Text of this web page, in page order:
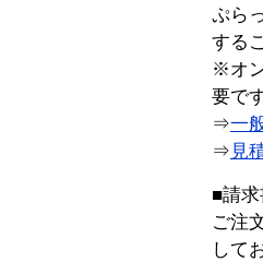
ぷら
する
※オ
要で
⇒一
⇒ 見
■請
ご注
して